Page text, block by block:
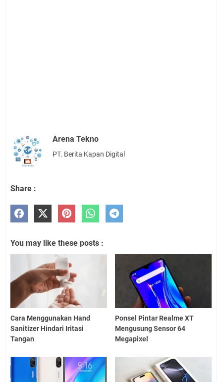
Arena Tekno
PT. Berita Kapan Digital
Share :
You may like these posts :
Cara Menggunakan Hand
Sanitizer Hindari Iritasi
Tangan
Ponsel Pintar Realme XT
Mengusung Sensor 64
Megapixel